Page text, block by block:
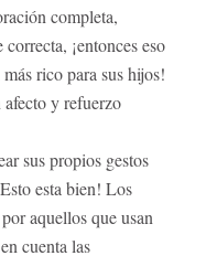
completa,
¡entonces eso
rico para sus hijos!
y refuerzo
sus propios gestos
esta bien! Los
aquellos que usan
cuenta las